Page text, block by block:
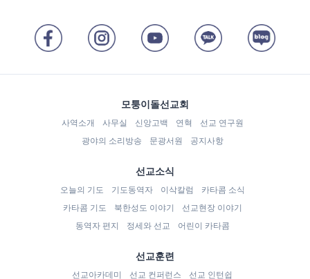
모퉁이돌선교회
사역소개 사무실 신앙고백 연혁
선교 연구원
광야의 소리방송
문광서원 공지사항
선교소식
오늘의 기도 기도동역자 이삭칼럼
카타콤 소식
카타콤 기도
북한성도 이야기
선교현장 이야기
동역자 편지
정세와 선교 어린이 카타콤
선교훈련
선교아카데미 선교 컨퍼런스 선교 인턴쉽